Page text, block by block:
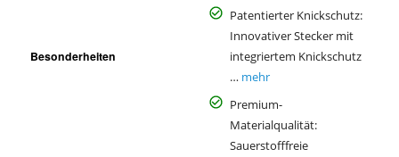
Besonderheiten
Patentierter Knickschutz:
Innovativer Stecker mit
integriertem Knickschutz
… mehr
Premium-
Materialqualität:
Sauerstofffreie